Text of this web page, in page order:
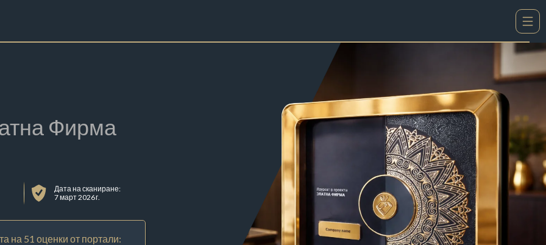
Фирма
Дата на сканиране:
7 март 2026 г.
на 51 оценки от портали: